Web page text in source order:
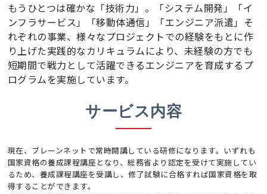
もうひとつは確かな「技術力」。「システム開発」「イ
ンフラサービス」「移動体通信」「エンジニア派遣」そ
れぞれの事業、様々なプロジェクトでの経験をもとに作
り上げた実践的なカリキュラムにより、未経験の方でも
短期間で戦力として活躍できるエンジニアを育成するプ
ログラムを実施しています。
サービス内容
現在、ブレーンネットで常時開講している研修になります。いずれも
国家資格の養成課程講座となり、総務省より認定を受けて実施してい
るため、養成課程講座を受講し、修了試験に合格すれば国家資格を取
得することができます。